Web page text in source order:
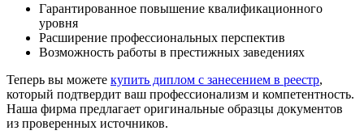
Гарантированное повышение квалификационного
уровня
Расширение профессиональных перспектив
Возможность работы в престижных заведениях
Теперь вы можете купить диплом с занесением в реестр,
который подтвердит ваш профессионализм и компетентность.
Наша фирма предлагает оригинальные образцы документов
из проверенных источников.